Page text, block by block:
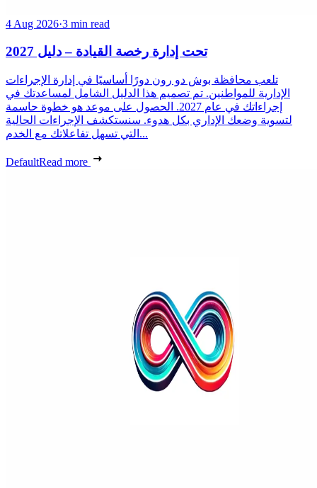
4 Aug 2026·3 min read
تحت إدارة رخصة القيادة – دليل 2027
تلعب محافظة بوش دو رون دورًا أساسيًا في إدارة الإجراءات
الإدارية للمواطنين. تم تصميم هذا الدليل الشامل لمساعدتك في
إجراءاتك في عام 2027. الحصول على موعد هو خطوة حاسمة
لتسوية وضعك الإداري بكل هدوء. سنستكشف الإجراءات الحالية
التي تسهل تفاعلاتك مع الخدم...
DefaultRead more